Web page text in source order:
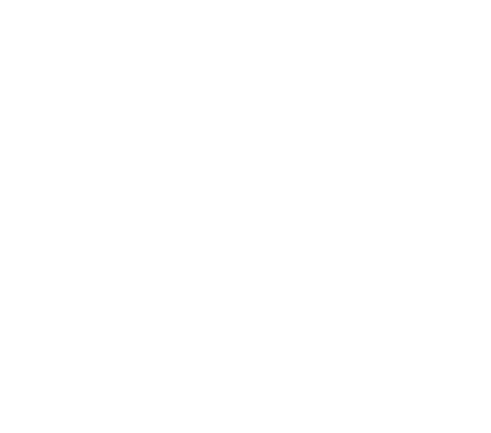
mi camisón y dejando mi intimidad
me puse de puntillas para alcanzar los
y, al mismo tiempo, esa idea tan enferma de
Cuando la excitación me invadió, saqué mi